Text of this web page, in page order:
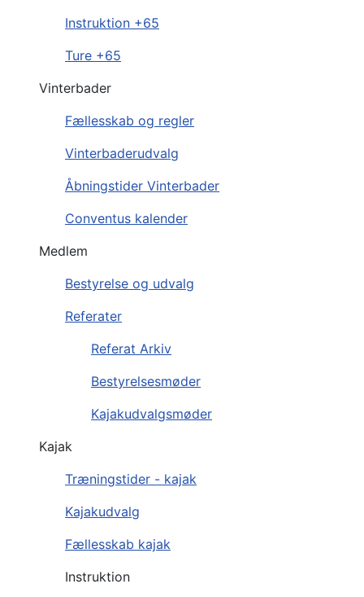
Instruktion +65
Ture +65
Vinterbader
Fællesskab og regler
Vinterbaderudvalg
Åbningstider Vinterbader
Conventus kalender
Medlem
Bestyrelse og udvalg
Referater
Referat Arkiv
Bestyrelsesmøder
Kajakudvalgsmøder
Kajak
Træningstider - kajak
Kajakudvalg
Fællesskab kajak
Instruktion